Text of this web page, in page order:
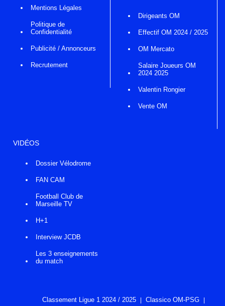
Mentions Légales
Politique de
Confidentialité
Publicité / Annonceurs
Recrutement
Dirigeants OM
Effectif OM 2024 / 2025
OM Mercato
Salaire Joueurs OM
2024 2025
Valentin Rongier
Vente OM
VIDÉOS
Dossier Vélodrome
FAN CAM
Football Club de
Marseille TV
H+1
Interview JCDB
Les 3 enseignements
du match
Classement Ligue 1 2024 / 2025 Classico OM-PSG